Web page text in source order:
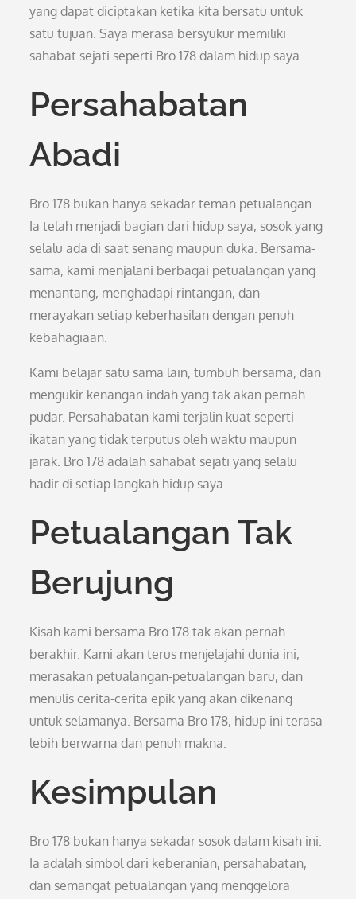
yang dapat diciptakan ketika kita bersatu untuk
satu tujuan. Saya merasa bersyukur memiliki
sahabat sejati seperti Bro 178 dalam hidup saya.
Persahabatan
Abadi
Bro 178 bukan hanya sekadar teman petualangan.
Ia telah menjadi bagian dari hidup saya, sosok yang
selalu ada di saat senang maupun duka. Bersama-
sama, kami menjalani berbagai petualangan yang
menantang, menghadapi rintangan, dan
merayakan setiap keberhasilan dengan penuh
kebahagiaan.
Kami belajar satu sama lain, tumbuh bersama, dan
mengukir kenangan indah yang tak akan pernah
pudar. Persahabatan kami terjalin kuat seperti
ikatan yang tidak terputus oleh waktu maupun
jarak. Bro 178 adalah sahabat sejati yang selalu
hadir di setiap langkah hidup saya.
Petualangan Tak
Berujung
Kisah kami bersama Bro 178 tak akan pernah
berakhir. Kami akan terus menjelajahi dunia ini,
merasakan petualangan-petualangan baru, dan
menulis cerita-cerita epik yang akan dikenang
untuk selamanya. Bersama Bro 178, hidup ini terasa
lebih berwarna dan penuh makna.
Kesimpulan
Bro 178 bukan hanya sekadar sosok dalam kisah ini.
Ia adalah simbol dari keberanian, persahabatan,
dan semangat petualangan yang menggelora